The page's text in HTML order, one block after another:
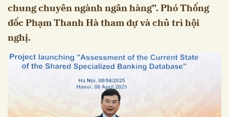
chung chuyên ngành ngân hàng”. Phó Thống
đốc Phạm Thanh Hà tham dự và chủ trì hội
nghị.